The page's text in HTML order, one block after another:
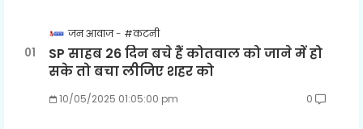
जन आवाज #कटनी
SP साहब 26 दिन बचे हैं कोतवाल को जाने में हो
सके तो बचा लीजिए शहर को
10/05/2025 01:05:00 pm 0